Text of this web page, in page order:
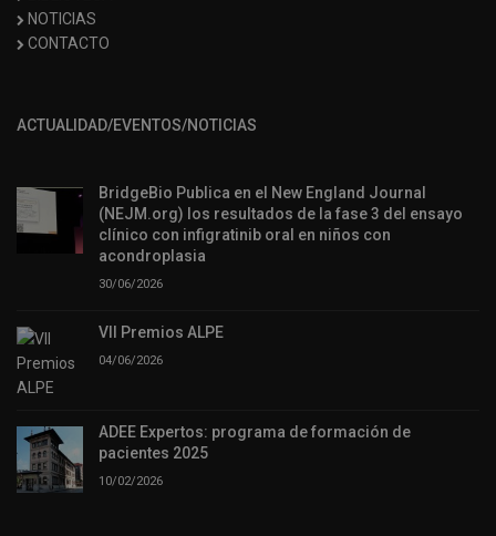
NOTICIAS
CONTACTO
ACTUALIDAD/EVENTOS/NOTICIAS
BridgeBio Publica en el New England Journal
(NEJM.org) los resultados de la fase 3 del ensayo
clínico con infigratinib oral en niños con
acondroplasia
30/06/2026
VII Premios ALPE
04/06/2026
ADEE Expertos: programa de formación de
pacientes 2025
10/02/2026